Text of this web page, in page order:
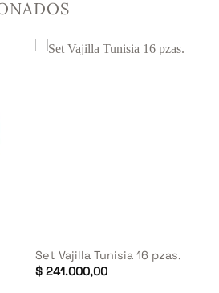
Set Vajilla Tunisia 16 pzas.
$ 241.000,00